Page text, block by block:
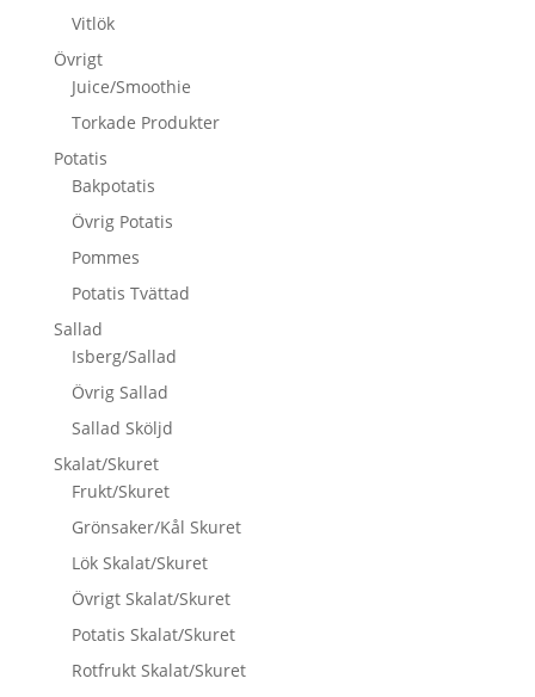
Vitlök
Övrigt
Juice/Smoothie
Torkade Produkter
Potatis
Bakpotatis
Övrig Potatis
Pommes
Potatis Tvättad
Sallad
Isberg/Sallad
Övrig Sallad
Sallad Sköljd
Skalat/Skuret
Frukt/Skuret
Grönsaker/Kål Skuret
Lök Skalat/Skuret
Övrigt Skalat/Skuret
Potatis Skalat/Skuret
Rotfrukt Skalat/Skuret